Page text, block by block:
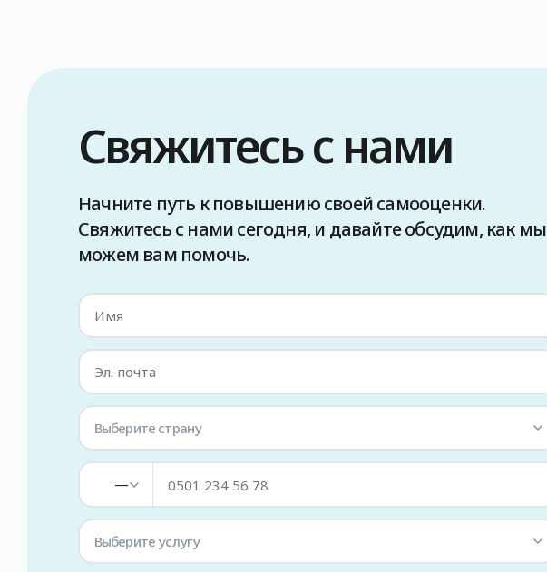
Свяжитесь с нами
Начните путь к повышению своей самооценки.
Свяжитесь с нами сегодня, и давайте обсудим, как мы
можем вам помочь.
Выберите страну
—
Выберите услугу